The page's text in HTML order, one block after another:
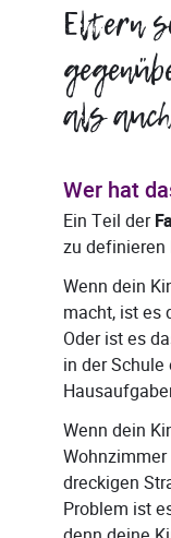
Eltern
als
Wer hat
Ein Teil der
zu definieren
Wenn dein
macht, ist es
Oder ist es
in der
Wenn dein
dreckigen
Problem ist